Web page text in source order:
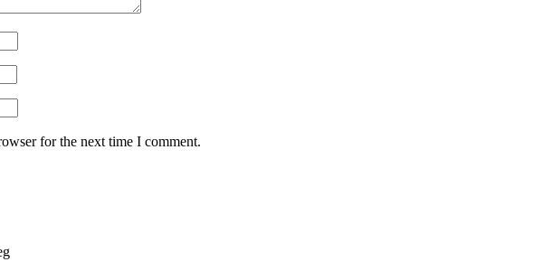
for the next time I comment.